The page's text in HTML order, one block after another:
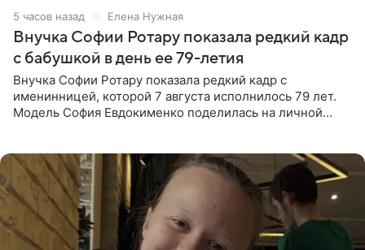
5 часов назад Елена Нужная
Внучка Софии Ротару показала редкий кадр
с бабушкой в день ее 79-летия
Внучка Софии Ротару показала редкий кадр с
именинницей, которой 7 августа исполнилось 79 лет.
Модель София Евдокименко поделилась на личной